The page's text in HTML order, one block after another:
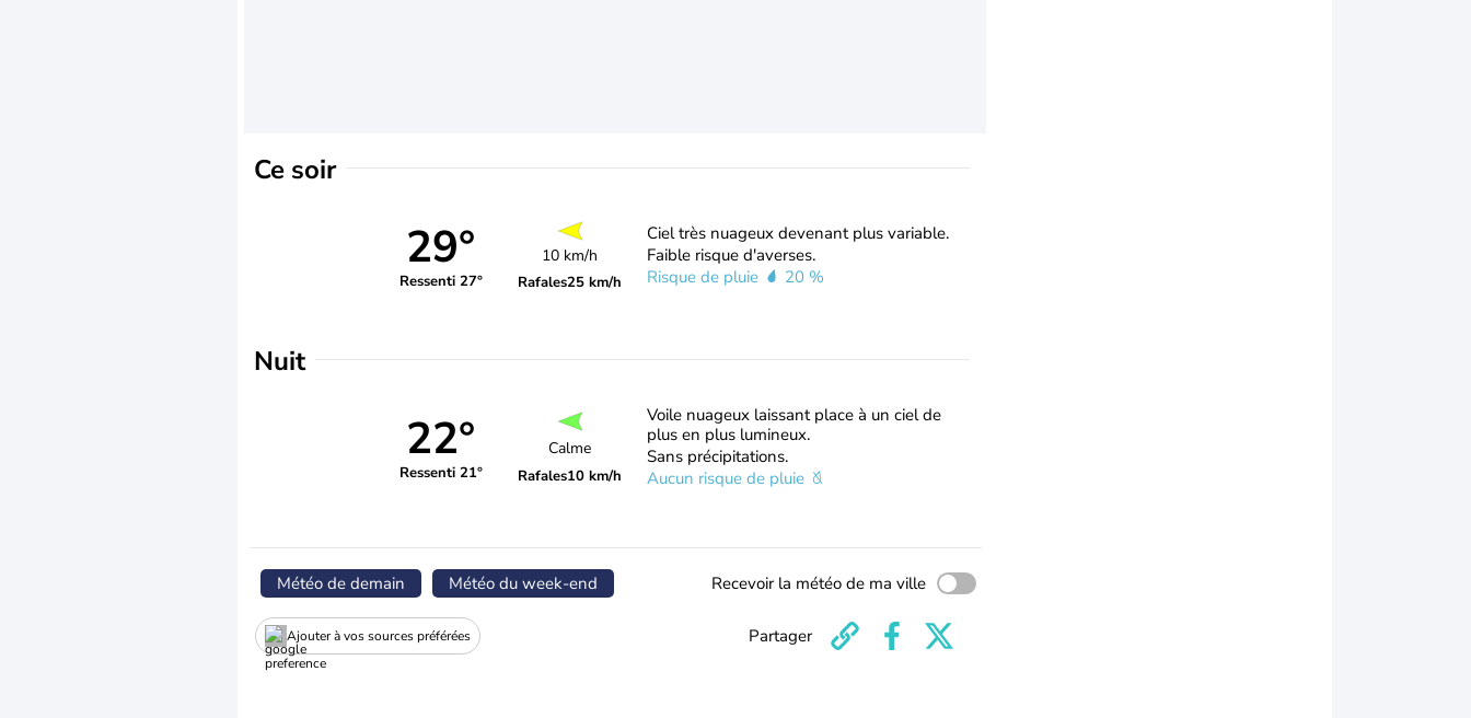
Ce soir
29°
Ressenti 27°
10 km/h
Rafales25 km/h
Ciel très nuageux devenant plus variable.
Faible risque d'averses.
Risque de pluie
20 %
Nuit
22°
Ressenti 21°
Calme
Rafales10 km/h
Voile nuageux laissant place à un ciel de
plus en plus lumineux.
Sans précipitations.
Aucun risque de pluie
Météo de demain Météo du week-end Recevoir la météo de ma ville
Ajouter à vos sources préférées Partager